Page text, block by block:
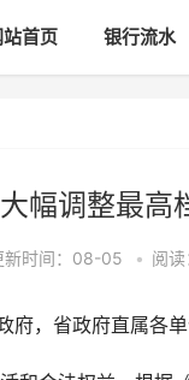
站首页 银行流水
幅调整最
新时间：08-05 • 阅
，省政府直属各单